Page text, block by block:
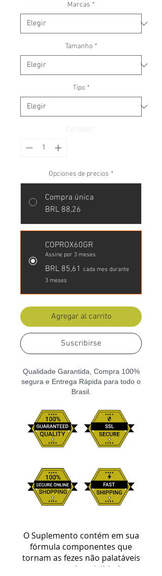
Marcas *
Tamanho *
Tipo *
Opciones de precios *
Compra única
BRL 88,26
COPROX60GR
Assine por 3 meses
BRL 85,61 cada mes durante
3 meses
Agregar al carrito
Suscribirse
Qualidade Garantida, Compra 100%
segura e Entrega Rápida para todo o
Brasil.
O Suplemento contém em sua
fórmula componentes que
tornam as fezes não palatáveis
e menos atrativas, inibindo sua